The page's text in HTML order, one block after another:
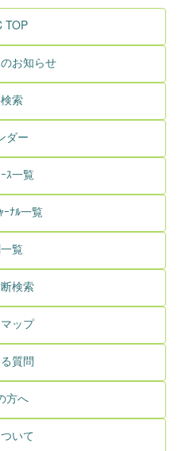
TOP
お知らせ
索
ダー
ｽ一覧
ｰﾅﾙ一覧
覧
検索
ップ
質問
方へ
いて